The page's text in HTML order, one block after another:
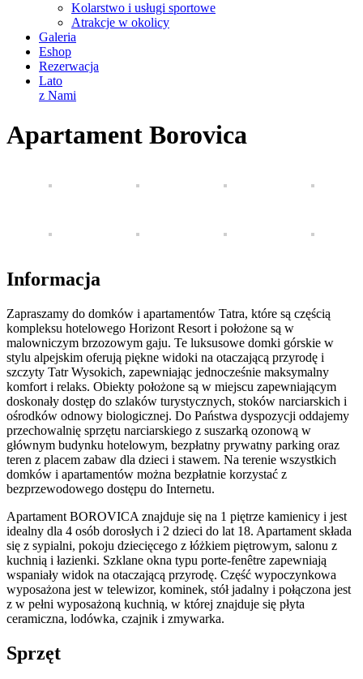
Kolarstwo i usługi sportowe
Atrakcje w okolicy
Galeria
Eshop
Rezerwacja
Lato
z Nami
Apartament Borovica
Informacja
Zapraszamy do domków i apartamentów Tatra, które są częścią
kompleksu hotelowego Horizont Resort i położone są w
malowniczym brzozowym gaju. Te luksusowe domki górskie w
stylu alpejskim oferują piękne widoki na otaczającą przyrodę i
szczyty Tatr Wysokich, zapewniając jednocześnie maksymalny
komfort i relaks. Obiekty położone są w miejscu zapewniającym
doskonały dostęp do szlaków turystycznych, stoków narciarskich i
ośrodków odnowy biologicznej. Do Państwa dyspozycji oddajemy
przechowalnię sprzętu narciarskiego z suszarką ozonową w
głównym budynku hotelowym, bezpłatny prywatny parking oraz
teren z placem zabaw dla dzieci i stawem. Na terenie wszystkich
domków i apartamentów można bezpłatnie korzystać z
bezprzewodowego dostępu do Internetu.
Apartament BOROVICA znajduje się na 1 piętrze kamienicy i jest
idealny dla 4 osób dorosłych i 2 dzieci do lat 18. Apartament składa
się z sypialni, pokoju dziecięcego z łóżkiem piętrowym, salonu z
kuchnią i łazienki. Szklane okna typu porte-fenêtre zapewniają
wspaniały widok na otaczającą przyrodę. Część wypoczynkowa
wyposażona jest w telewizor, kominek, stół jadalny i połączona jest
z w pełni wyposażoną kuchnią, w której znajduje się płyta
ceramiczna, lodówka, czajnik i zmywarka.
Sprzęt